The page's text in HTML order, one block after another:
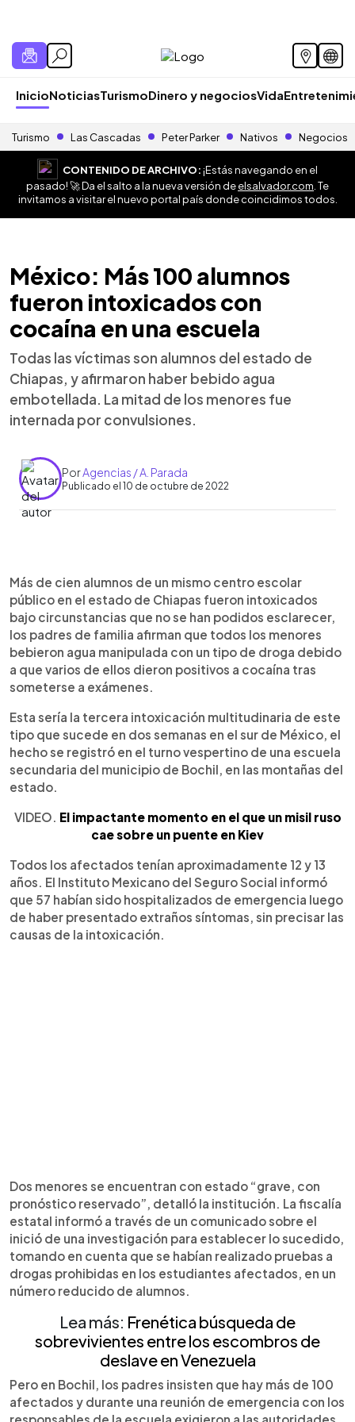
InicioNoticiasTurismoDinero y negociosVida
Turismo Las Cascadas Peter Parker Nativos Negocios
CONTENIDO DE ARCHIVO:¡Estás navegando en el
pasado! 🚀 Da el salto a la nueva versión deelsalvador.com . Te
invitamos a visitar el nuevo portal país donde coincidimos todos.
México: Más 100 alumnos
fueron intoxicados con
cocaína en una escuela
Todas las víctimas son alumnos del estado de
Chiapas, y afirmaron haber bebido agua
embotellada. La mitad de los menores fue
internada por convulsiones.
PorAgencias / A. Parada
Publicado el 10 de octubre de 2022
Escuchar artículo
Más de cien alumnos de un mismo centro escolar
público en el estado de Chiapas fueron intoxicados
bajo circunstancias que no se han podidos esclarecer,
los padres de familia afirman que todos los menores
bebieron agua manipulada con un tipo de droga debido
a que varios de ellos dieron positivos a cocaína tras
someterse a exámenes.
Esta sería la tercera intoxicación multitudinaria de este
tipo que sucede en dos semanas en el sur de México, el
hecho se registró en el turno vespertino de una escuela
secundaria del municipio de Bochil, en las montañas del
estado.
VIDEO. El impactante momento en el que un misil ruso
cae sobre un puente en Kiev
Todos los afectados tenían aproximadamente 12 y 13
años. El Instituto Mexicano del Seguro Social informó
que 57 habían sido hospitalizados de emergencia luego
de haber presentado extraños síntomas, sin precisar las
causas de la intoxicación.
Dos menores se encuentran con estado “grave, con
pronóstico reservado”, detalló la institución. La fiscalía
estatal informó a través de un comunicado sobre el
inició de una investigación para establecer lo sucedido,
tomando en cuenta que se habían realizado pruebas a
drogas prohibidas en los estudiantes afectados, en un
número reducido de alumnos.
Lea más: Frenética búsqueda de
sobrevivientes entre los escombros de
deslave en Venezuela
Pero en Bochil, los padres insisten que hay más de 100
afectados y durante una reunión de emergencia con los